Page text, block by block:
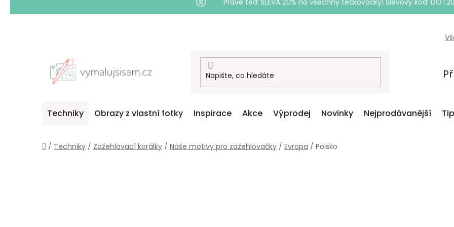
Právě teď SLEVA 20% na všechny tečkovačky! Slevový kód: DOT20
Techniky Obrazy z vlastní fotky Inspirace Akce Výprodej Novinky Nejprodávanější
Domů
/ Techniky / Zažehlovací korálky / Naše motivy pro zažehlovačky / Evropa / Polsko